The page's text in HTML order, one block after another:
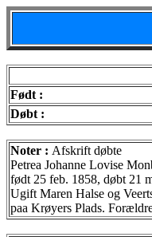
Født :
Døbt :
Noter : Afskrift døbte
Petrea Johanne Lovise
født 25 feb. 1858, døbt 21
Ugift Maren Halse og
paa Krøyers Plads.